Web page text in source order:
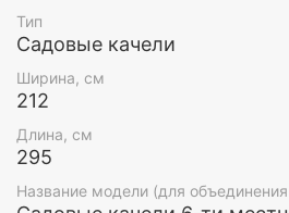
Тип
Садовые качели
Ширина, см
212
Длина, см
295
Название модели (для